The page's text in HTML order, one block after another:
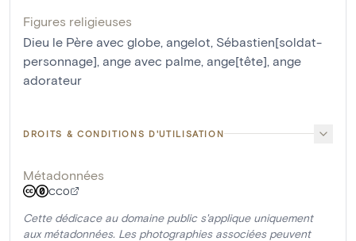
Figures religieuses
Dieu le Père avec globe angelot Sébastien[soldat-
personnage] ange avec palme ange[tête] ange
adorateur
DROITS & CONDITIONS D'UTILISATION
Métadonnées
CC0
Cette dédicace au domaine public s'applique uniquement
aux métadonnées. Les photographies associées peuvent